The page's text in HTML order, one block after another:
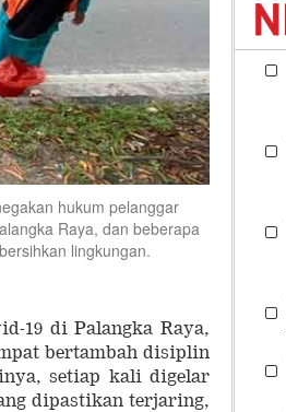
hukum pelanggar
Raya, dan beberapa
lingkungan.
19 di Palangka Raya,
bertambah disiplin
setiap kali digelar
dipastikan terjaring,